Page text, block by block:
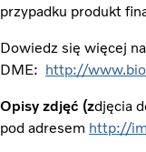
przypadku produkt
Dowiedz się więcej
DME: http://
Opisy zdjęć (zdjęcia
pod adresem http://